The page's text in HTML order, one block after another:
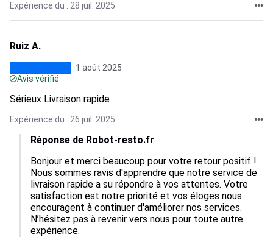
Expérience du : 28 juil. 2025
Ruiz A.
1 août 2025
Avis vérifié
Sérieux Livraison rapide
Expérience du : 26 juil. 2025
Réponse de Robot-resto.fr
Bonjour et merci beaucoup pour votre retour positif !
Nous sommes ravis d'apprendre que notre service de
livraison rapide a su répondre à vos attentes. Votre
satisfaction est notre priorité et vos éloges nous
encouragent à continuer d'améliorer nos services.
N’hésitez pas à revenir vers nous pour toute autre
expérience.